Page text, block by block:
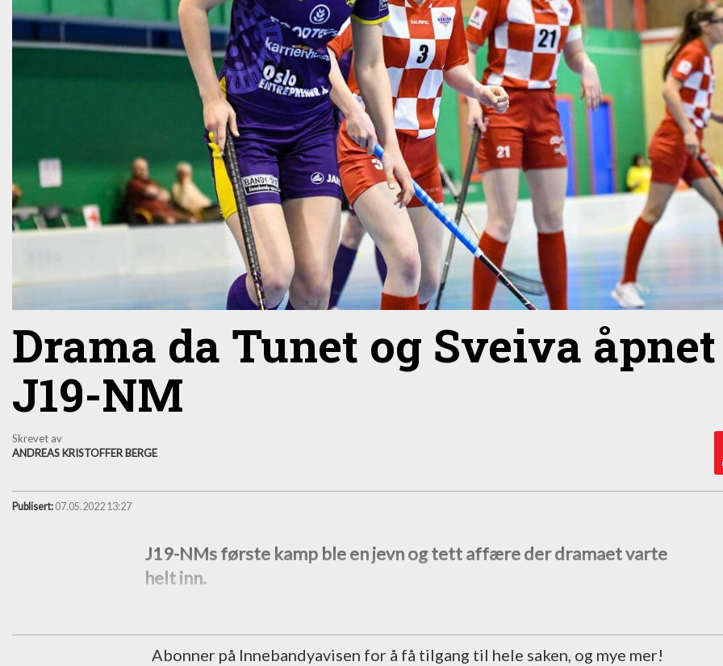
Drama da Tunet og Sveiva åpnet
J19-NM
Skrevet av
ANDREAS KRISTOFFER BERGE
Publisert: 07.05.2022 13:27
J19-NMs første kamp ble en jevn og tett affære der dramaet varte
helt inn.
Abonner på Innebandyavisen for å få tilgang til hele saken, og mye mer!